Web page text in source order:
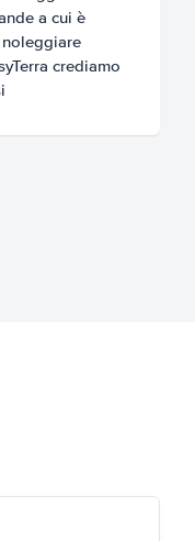
a cui è
crediamo